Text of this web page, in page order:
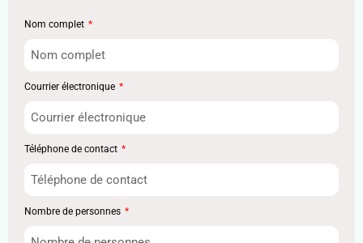
Nom complet
Courrier électronique
Téléphone de contact
Nombre de personnes